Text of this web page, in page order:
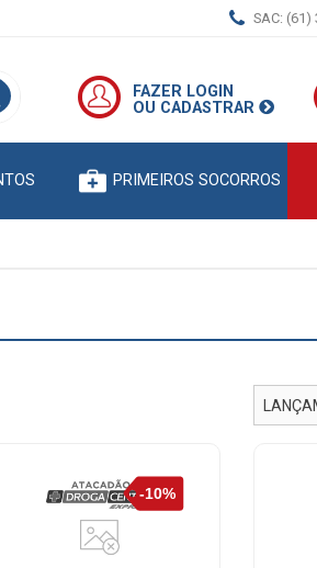
SAC: (61)
FAZER LOGIN
OU CADASTRAR
PRIMEIROS SOCORROS